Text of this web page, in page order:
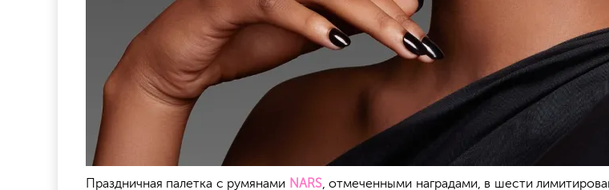
Праздничная палетка с румянами NARS, отмеченными наградами, в шести